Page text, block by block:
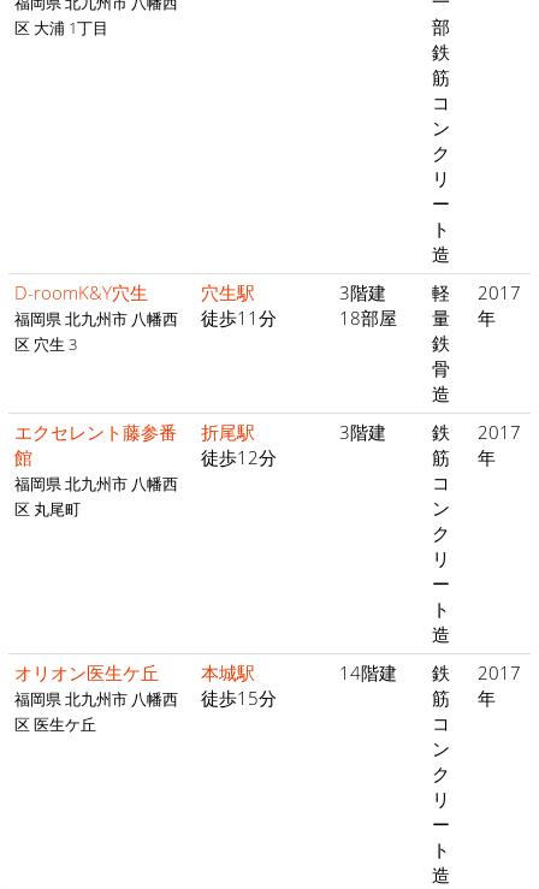
区 大浦 1丁目
部
鉄
筋
コ
ン
ク
リ
ー
ト
造
D-roomK&Y穴生
福岡県 北九州市 八幡西
区 穴生 3
穴生駅
徒歩11分
3階建
18部屋
軽
量
鉄
骨
造
2017
年
エクセレント藤参番
館
福岡県 北九州市 八幡西
区 丸尾町
折尾駅
徒歩12分
3階建
鉄
筋
コ
ン
ク
リ
ー
ト
造
2017
年
オリオン医生ケ丘
福岡県 北九州市 八幡西
区 医生ケ丘
本城駅
徒歩15分
14階建
鉄
筋
コ
ン
ク
リ
ー
ト
造
2017
年